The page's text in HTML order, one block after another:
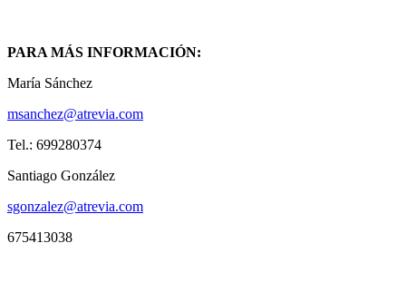
PARA MÁS INFORMACIÓN:
María Sánchez
msanchez@atrevia.com
Tel.: 699280374
Santiago González
sgonzalez@atrevia.com
675413038